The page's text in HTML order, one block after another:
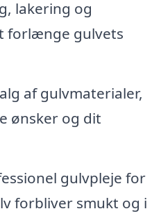
lakering og
forlænge gulvets
af gulvmaterialer,
ønsker og dit
gulvpleje for
forbliver smukt og i